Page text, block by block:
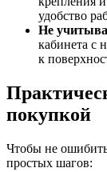
удобство
Не
кабинета с
к
покупкой
Чтобы не
простых шагов: